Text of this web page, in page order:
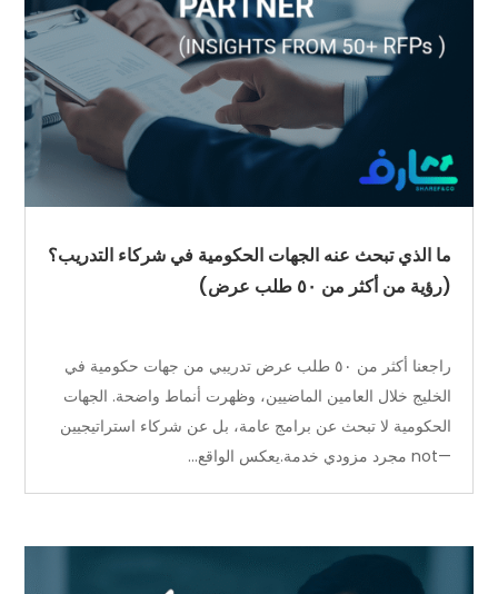
ما الذي تبحث عنه الجهات الحكومية في شركاء التدريب؟
(رؤية من أكثر من ٥٠ طلب عرض)
راجعنا أكثر من ٥٠ طلب عرض تدريبي من جهات حكومية في
الخليج خلال العامين الماضيين، وظهرت أنماط واضحة. الجهات
الحكومية لا تبحث عن برامج عامة، بل عن شركاء استراتيجيين
—not مجرد مزودي خدمة.يعكس الواقع...